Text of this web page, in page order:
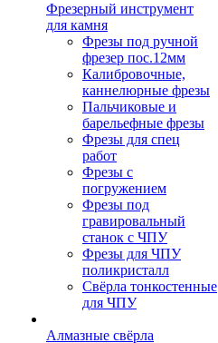
Фрезерный инструмент
для камня
Фрезы под ручной
фрезер пос.12мм
Калибровочные,
каннелюрные фрезы
Пальчиковые и
барельефные фрезы
Фрезы для спец
работ
Фрезы с
погружением
Фрезы под
гравировальный
станок с ЧПУ
Фрезы для ЧПУ
поликристалл
Свёрла тонкостенные
для ЧПУ
Алмазные свёрла